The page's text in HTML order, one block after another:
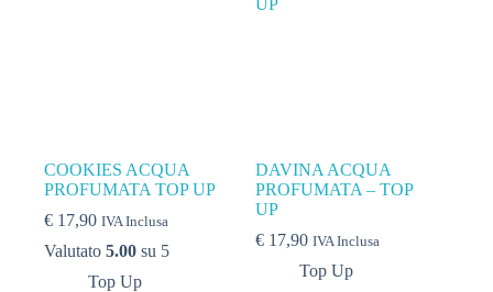
COOKIES ACQUA
PROFUMATA TOP UP
€ 17,90 IVA Inclusa
Valutato 5.00 su 5
Top Up
DAVINA ACQUA
PROFUMATA – TOP
UP
€ 17,90 IVA Inclusa
Top Up